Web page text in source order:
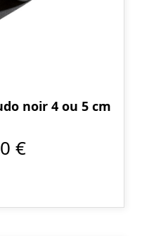
noir 4 ou 5 cm
€